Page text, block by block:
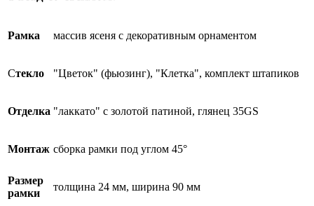
Рамка массив ясеня с декоративным орнаментом
Стекло "Цветок" (фьюзинг), "Клетка", комплект штапиков
Отделка "лаккато" с золотой патиной, глянец 35GS
Монтаж сборка рамки под углом 45°
Размер
рамки
толщина 24 мм, ширина 90 мм